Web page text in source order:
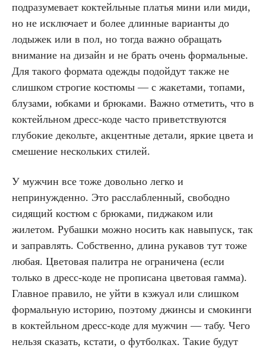
подразумевает коктейльные платья мини или миди,
но не исключает и более длинные варианты до
лодыжек или в пол, но тогда важно обращать
внимание на дизайн и не брать очень формальные.
Для такого формата одежды подойдут также не
слишком строгие костюмы — с жакетами, топами,
блузами, юбками и брюками. Важно отметить, что в
коктейльном дресс-коде часто приветствуются
глубокие декольте, акцентные детали, яркие цвета и
смешение нескольких стилей.
У мужчин все тоже довольно легко и
непринужденно. Это расслабленный, свободно
сидящий костюм с брюками, пиджаком или
жилетом. Рубашки можно носить как навыпуск, так
и заправлять. Собственно, длина рукавов тут тоже
любая. Цветовая палитра не ограничена (если
только в дресс-коде не прописана цветовая гамма).
Главное правило, не уйти в кэжуал или слишком
формальную историю, поэтому джинсы и смокинги
в коктейльном дресс-коде для мужчин — табу. Чего
нельзя сказать, кстати, о футболках. Такие будут